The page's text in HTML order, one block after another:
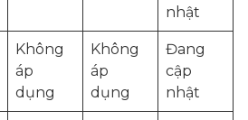
nhật
Không
áp
dụng
Không
áp
dụng
Đang
cập
nhật